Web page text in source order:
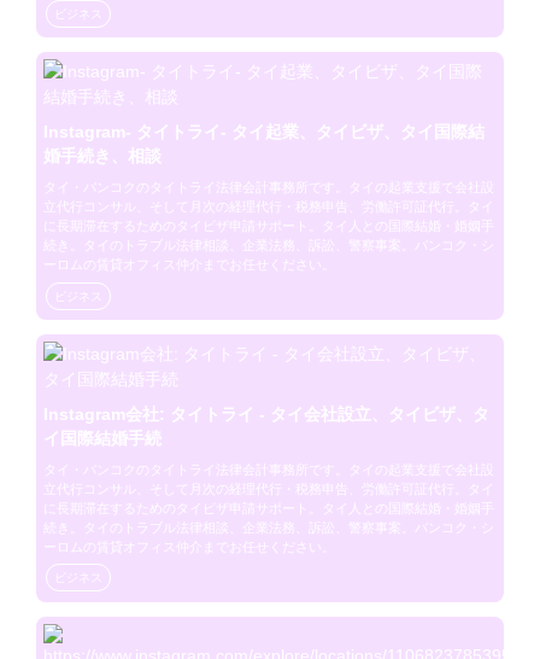
ビジネス
Instagram- タイトライ- タイ起業、タイビザ、タイ国際結
婚手続き、相談
タイ・バンコクのタイトライ法律会計事務所です。タイの起業支援で会社設
立代行コンサル、そして月次の経理代行・税務申告、労働許可証代行。タイ
に長期滞在するためのタイビザ申請サポート。タイ人との国際結婚・婚姻手
続き。タイのトラブル法律相談、企業法務、訴訟、警察事案。バンコク・シ
ーロムの賃貸オフィス仲介までお任せください。
ビジネス
Instagram会社: タイトライ - タイ会社設立、タイビザ、タ
イ国際結婚手続
タイ・バンコクのタイトライ法律会計事務所です。タイの起業支援で会社設
立代行コンサル、そして月次の経理代行・税務申告、労働許可証代行。タイ
に長期滞在するためのタイビザ申請サポート。タイ人との国際結婚・婚姻手
続き。タイのトラブル法律相談、企業法務、訴訟、警察事案。バンコク・シ
ーロムの賃貸オフィス仲介までお任せください。
ビジネス